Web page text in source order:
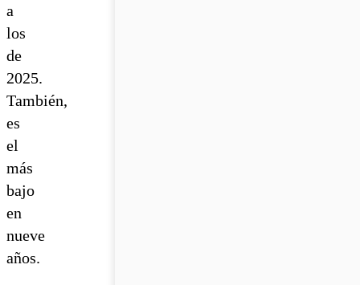
a
los
de
2025.
También,
es
el
más
bajo
en
nueve
años.